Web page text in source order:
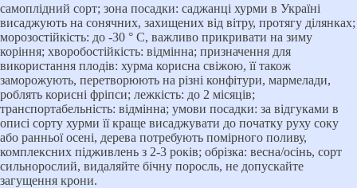
самоплідний сорт; зона посадки: саджанці хурми в Україні
висаджують на сонячних, захищених від вітру, протягу ділянках;
морозостійкість: до -30 ° С, важливо прикривати на зиму
коріння; хворобостійкість: відмінна; призначення для
використання плодів: хурма корисна свіжою, її також
заморожують, перетворюють на різні конфітури, мармелади,
роблять корисні фріпси; лежкість: до 2 місяців;
транспортабельність: відмінна; умови посадки: за відгуками в
описі сорту хурми її краще висаджувати до початку руху соку
або ранньої осені, дерева потребують помірного поливу,
комплексних підживлень з 2-3 років; обрізка: весна/осінь, сорт
сильнорослий, видаляйте бічну поросль, не допускайте
загущення крони.